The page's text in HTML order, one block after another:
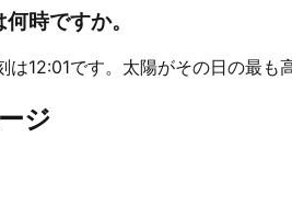
時ですか。
12:01です。太陽がその日の最も
ジ